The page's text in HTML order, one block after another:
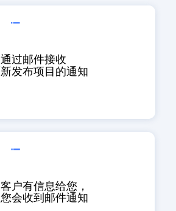
通过邮件接收
新发布项目的通知
客户有信息给您，
您会收到邮件通知